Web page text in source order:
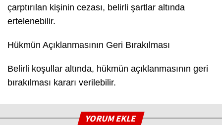
çarptırılan kişinin cezası, belirli şartlar altında
ertelenebilir.
Hükmün Açıklanmasının Geri Bırakılması
Belirli koşullar altında, hükmün açıklanmasının geri
bırakılması kararı verilebilir.
YORUM EKLE